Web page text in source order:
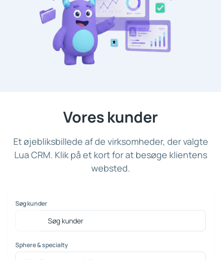
Vores kunder
Et øjebliksbillede af de virksomheder, der valgte
Lua CRM. Klik på et kort for at besøge klientens
websted.
Søg kunder
Sphere & specialty